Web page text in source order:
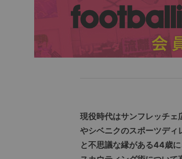
現役時代はサンフレッチェ
やシベニクのスポーツディ
と不思議な縁がある44歳